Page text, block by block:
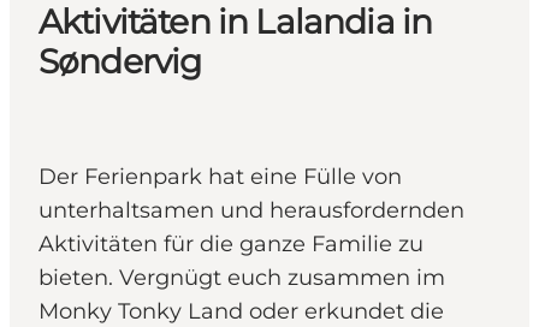
Aktivitäten in Lalandia in
Søndervig
Der Ferienpark hat eine Fülle von
unterhaltsamen und herausfordernden
Aktivitäten für die ganze Familie zu
bieten. Vergnügt euch zusammen im
Monky Tonky Land oder erkundet die